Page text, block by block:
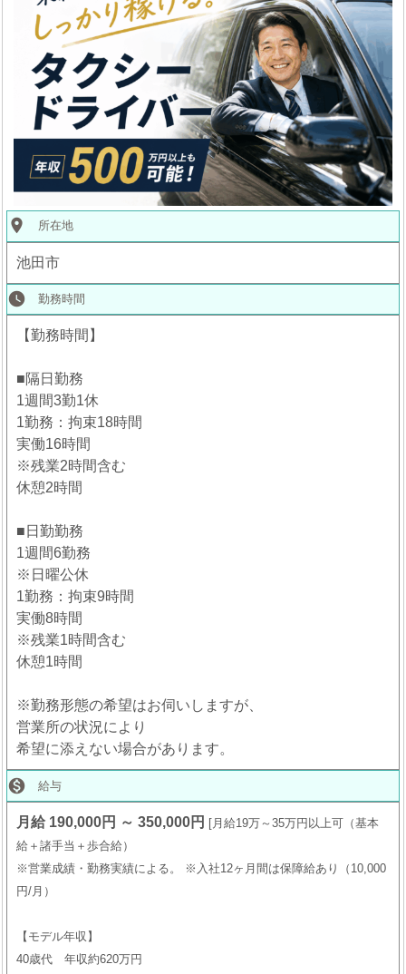
place 所在地
池田市
watch_later 勤務時間
【勤務時間】
■隔日勤務
1週間3勤1休
1勤務：拘束18時間
実働16時間
※残業2時間含む
休憩2時間
■日勤勤務
1週間6勤務
※日曜公休
1勤務：拘束9時間
実働8時間
※残業1時間含む
休憩1時間
※勤務形態の希望はお伺いしますが、
営業所の状況により
希望に添えない場合があります。
 給与
月給 190,000円 ～ 350,000円
月給19万～35万円以上可（基本
給＋諸手当＋歩合給）
※営業成績・勤務実績による。 ※入社12ヶ月間は保障給あり（10,000
円/月）
【モデル年収】
40歳代 年収約620万円